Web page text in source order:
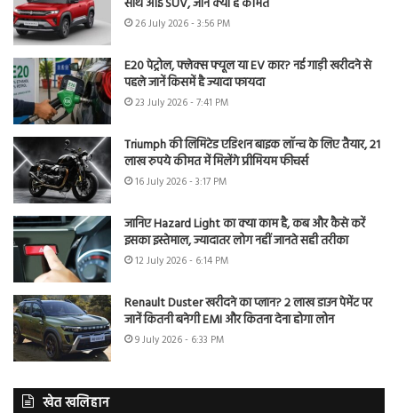
साथ आई SUV, जानें क्या है कीमत
26 July 2026 - 3:56 PM
E20 पेट्रोल, फ्लेक्स फ्यूल या EV कार? नई गाड़ी खरीदने से
पहले जानें किसमें है ज्यादा फायदा
23 July 2026 - 7:41 PM
Triumph की लिमिटेड एडिशन बाइक लॉन्च के लिए तैयार, 21
लाख रुपये कीमत में मिलेंगे प्रीमियम फीचर्स
16 July 2026 - 3:17 PM
जानिए Hazard Light का क्या काम है, कब और कैसे करें
इसका इस्तेमाल, ज्यादातर लोग नहीं जानते सही तरीका
12 July 2026 - 6:14 PM
Renault Duster खरीदने का प्लान? 2 लाख डाउन पेमेंट पर
जानें कितनी बनेगी EMI और कितना देना होगा लोन
9 July 2026 - 6:33 PM
खेत खलिहान